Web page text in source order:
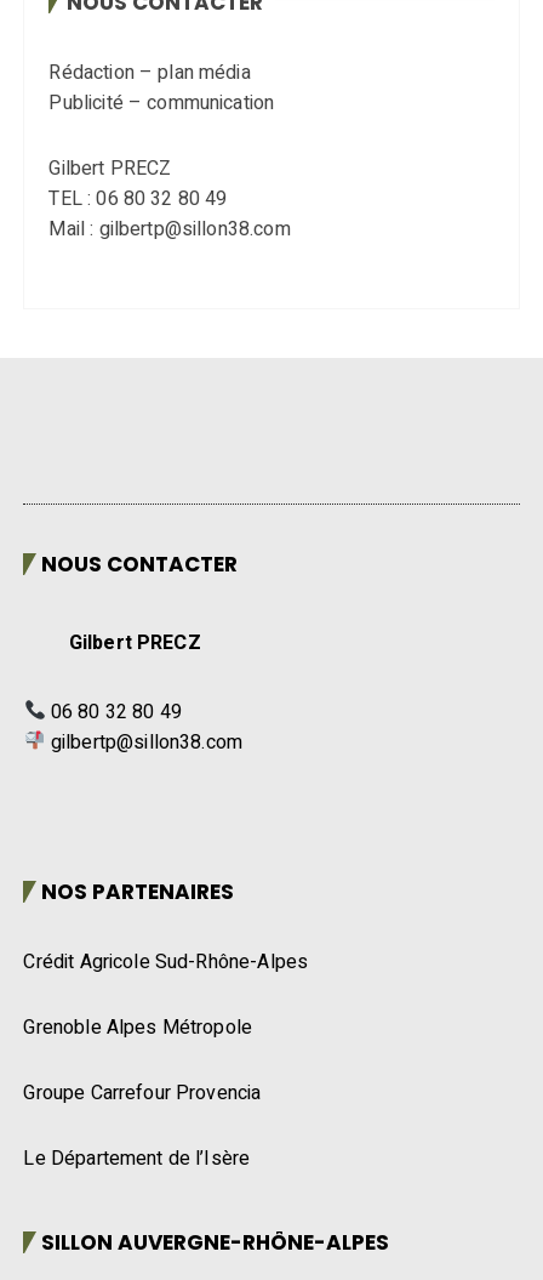
Rédaction – plan média
Publicité – communication
Gilbert PRECZ
TEL : 06 80 32 80 49
Mail : gilbertp@sillon38.com
NOUS CONTACTER
Gilbert PRECZ
06 80 32 80 49
gilbertp@sillon38.com
NOS PARTENAIRES
Crédit Agricole Sud-Rhône-Alpes
Grenoble Alpes Métropole
Groupe Carrefour Provencia
Le Département de l’Isère
SILLON AUVERGNE-RHÔNE-ALPES